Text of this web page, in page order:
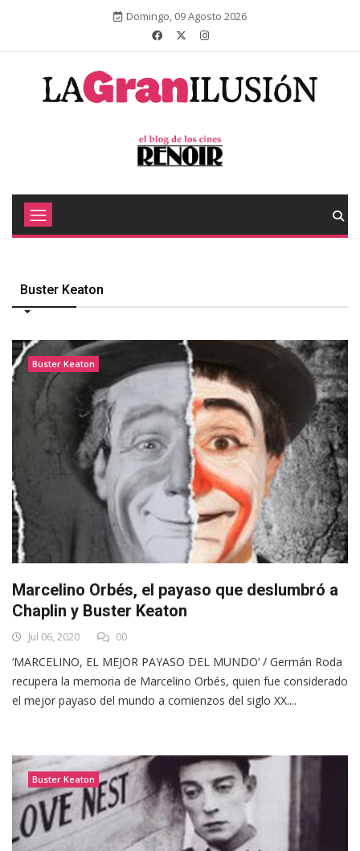
Domingo, 09 Agosto 2026
Buster Keaton
Buster Keaton
Marcelino Orbés, el payaso que deslumbró a
Chaplin y Buster Keaton
Jul 06, 2020 00
‘MARCELINO, EL MEJOR PAYASO DEL MUNDO’ / Germán Roda
recupera la memoria de Marcelino Orbés, quien fue considerado
el mejor payaso del mundo a comienzos del siglo XX....
Buster Keaton